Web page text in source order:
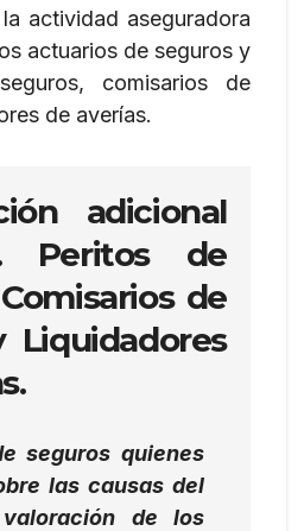
actividad aseguradora
actuarios de seguros y
comisarios de
de averías.
adicional
Peritos de
de
Liquidadores
seguros quienes
las causas del
de los